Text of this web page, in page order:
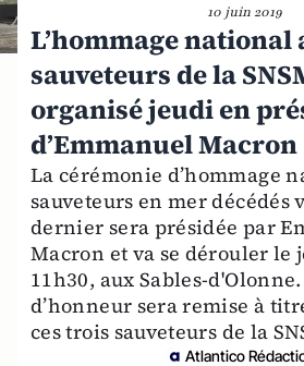
10 juin 2019
L’hommage national
sauveteurs de la
organisé jeudi en
d’Emmanuel Macron
La cérémonie d’hommage
sauveteurs en mer décédés
dernier sera présidée par
Macron et va se dérouler le
11h30, aux Sables-
d’honneur sera remise à
ces trois sauveteurs de la
Atlantico